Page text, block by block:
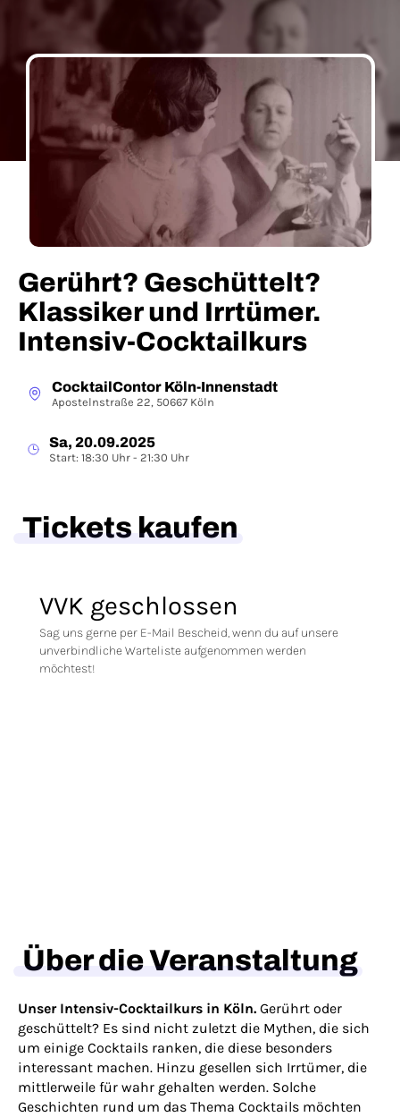
Gerührt? Geschüttelt?
Klassiker und Irrtümer.
Intensiv-Cocktailkurs
CocktailContor Köln-Innenstadt
Apostelnstraße 22, 50667 Köln
Sa, 20.09.2025
Start: 18:30 Uhr - 21:30 Uhr
Tickets kaufen
VVK geschlossen
Sag uns gerne per E-Mail Bescheid, wenn du auf unsere
unverbindliche Warteliste aufgenommen werden
möchtest!
Über die Veranstaltung
Unser Intensiv-Cocktailkurs in Köln. Gerührt oder
geschüttelt? Es sind nicht zuletzt die Mythen, die sich
um einige Cocktails ranken, die diese besonders
interessant machen. Hinzu gesellen sich Irrtümer, die
mittlerweile für wahr gehalten werden. Solche
Geschichten rund um das Thema Cocktails möchten